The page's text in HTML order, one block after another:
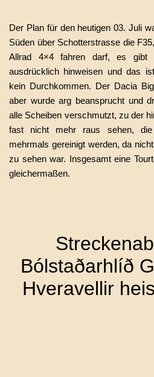
Der Plan für den heutigen 03. Juli
Süden über Schotterstrasse die
Allrad 4×4 fahren darf, es gibt
ausdrücklich hinweisen und das
kein Durchkommen. Der Dacia
aber wurde arg beansprucht und
alle Scheiben verschmutzt, zu der
fast nicht mehr raus sehen, die
mehrmals gereinigt werden, da
zu sehen war. Insgesamt eine
gleichermaßen.
Bólstaðarhlíð
Hveravellir